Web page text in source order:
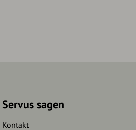
Servus sagen
Kontakt